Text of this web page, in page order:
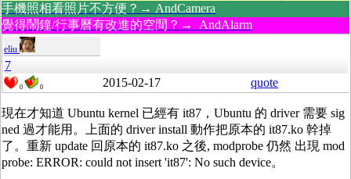
手機照相看照片不方便？→ AndCamera
覺得鬧鐘/行事曆有改進的空間？→ AndAlarm
eliu
7
0 0 2015-02-17 quote
現在才知道 Ubuntu kernel 已經有 it87，Ubuntu 的 driver 需要 sig
ned 過才能用。上面的 driver install 動作把原本的 it87.ko 幹掉
了。重新 update 回原本的 it87.ko 之後, modprobe 仍然 出現 mod
probe: ERROR: could not insert 'it87': No such device。